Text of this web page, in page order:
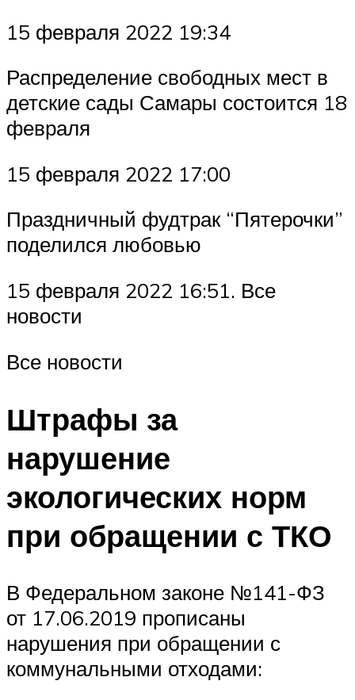
15 февраля 2022 19:34
Распределение свободных мест в
детские сады Самары состоится 18
февраля
15 февраля 2022 17:00
Праздничный фудтрак “Пятерочки”
поделился любовью
15 февраля 2022 16:51. Все
новости
Все новости
Штрафы за
нарушение
экологических норм
при обращении с ТКО
В Федеральном законе №141-ФЗ
от 17.06.2019 прописаны
нарушения при обращении с
коммунальными отходами: